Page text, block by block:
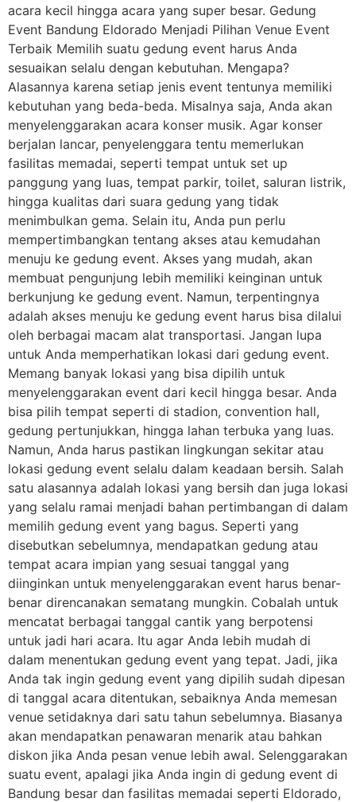
acara kecil hingga acara yang super besar. Gedung
Event Bandung Eldorado Menjadi Pilihan Venue Event
Terbaik Memilih suatu gedung event harus Anda
sesuaikan selalu dengan kebutuhan. Mengapa?
Alasannya karena setiap jenis event tentunya memiliki
kebutuhan yang beda-beda. Misalnya saja, Anda akan
menyelenggarakan acara konser musik. Agar konser
berjalan lancar, penyelenggara tentu memerlukan
fasilitas memadai, seperti tempat untuk set up
panggung yang luas, tempat parkir, toilet, saluran listrik,
hingga kualitas dari suara gedung yang tidak
menimbulkan gema. Selain itu, Anda pun perlu
mempertimbangkan tentang akses atau kemudahan
menuju ke gedung event. Akses yang mudah, akan
membuat pengunjung lebih memiliki keinginan untuk
berkunjung ke gedung event. Namun, terpentingnya
adalah akses menuju ke gedung event harus bisa dilalui
oleh berbagai macam alat transportasi. Jangan lupa
untuk Anda memperhatikan lokasi dari gedung event.
Memang banyak lokasi yang bisa dipilih untuk
menyelenggarakan event dari kecil hingga besar. Anda
bisa pilih tempat seperti di stadion, convention hall,
gedung pertunjukkan, hingga lahan terbuka yang luas.
Namun, Anda harus pastikan lingkungan sekitar atau
lokasi gedung event selalu dalam keadaan bersih. Salah
satu alasannya adalah lokasi yang bersih dan juga lokasi
yang selalu ramai menjadi bahan pertimbangan di dalam
memilih gedung event yang bagus. Seperti yang
disebutkan sebelumnya, mendapatkan gedung atau
tempat acara impian yang sesuai tanggal yang
diinginkan untuk menyelenggarakan event harus benar-
benar direncanakan sematang mungkin. Cobalah untuk
mencatat berbagai tanggal cantik yang berpotensi
untuk jadi hari acara. Itu agar Anda lebih mudah di
dalam menentukan gedung event yang tepat. Jadi, jika
Anda tak ingin gedung event yang dipilih sudah dipesan
di tanggal acara ditentukan, sebaiknya Anda memesan
venue setidaknya dari satu tahun sebelumnya. Biasanya
akan mendapatkan penawaran menarik atau bahkan
diskon jika Anda pesan venue lebih awal. Selenggarakan
suatu event, apalagi jika Anda ingin di gedung event di
Bandung besar dan fasilitas memadai seperti Eldorado,